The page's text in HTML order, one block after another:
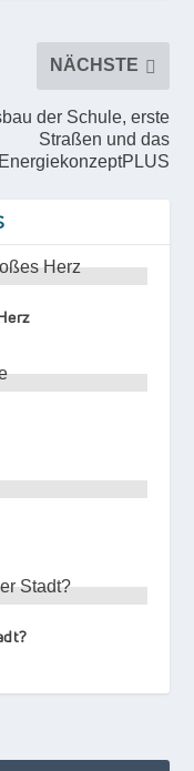
NÄCHSTE
der Schule, erste
Straßen und das
EnergiekonzeptPLUS